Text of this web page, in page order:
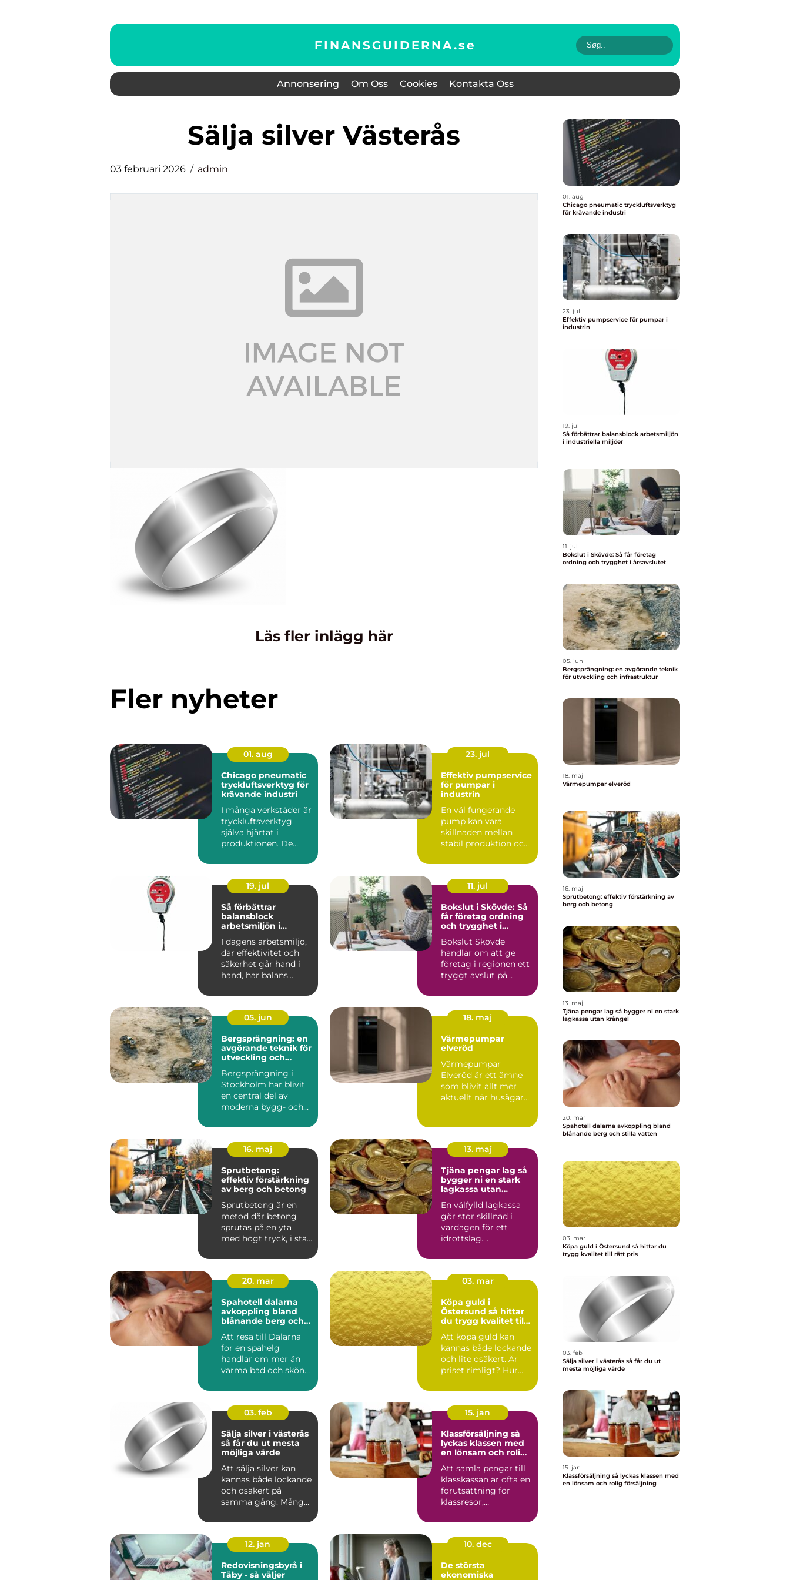
FINANSGUIDERNA.se
Annonsering Om Oss Cookies Kontakta Oss
sälja silver Västerås
03 februari 2026 admin
Läs fler inlägg här
Fler nyheter
01. aug
Chicago pneumatic
tryckluftsverktyg för
krävande industri
I många verkstäder är
tryckluftsverktyg
själva hjärtat i
produktionen. De
slipn...
23. jul
Effektiv pumpservice
för pumpar i
industrin
En väl fungerande
pump kan vara
skillnaden mellan
stabil produktion och
driftstopp. I...
19. jul
Så förbättrar
balansblock
arbetsmiljön i
I dagens arbetsmiljö,
där effektivitet och
säkerhet går hand i
hand, har balans...
11. jul
Bokslut i Skövde: Så
får företag ordning
och trygghet i
Bokslut Skövde
handlar om att ge
företag i regionen ett
tryggt avslut på
05. jun
Bergsprängning: en
avgörande teknik för
utveckling och
Bergsprängning i
Stockholm har blivit
en central del av
moderna bygg- och
18. maj
Värmepumpar
elveröd
Värmepumpar
Elveröd är ett ämne
som blivit allt mer
aktuellt när husägare
16. maj
Sprutbetong:
effektiv förstärkning
av berg och betong
Sprutbetong är en
metod där betong
sprutas på en yta
med högt tryck, i stä...
13. maj
Tjäna pengar lag så
bygger ni en stark
lagkassa utan
En välfylld lagkassa
gör stor skillnad i
vardagen för ett
idrottslag.
nya matc...
20. mar
Spahotell dalarna
avkoppling bland
blånande berg och
Att resa till Dalarna
för en spahelg
handlar om mer än
varma bad och sköna
Regionen fö...
03. mar
Köpa guld i
Östersund så hittar
du trygg kvalitet till
Att köpa guld kan
kännas både lockande
och lite osäkert. Är
priset rimligt? Hur
03. feb
Sälja silver i västerås
så får du ut mesta
möjliga värde
Att sälja silver kan
kännas både lockande
och osäkert på
samma gång. Många
silversmyck...
15. jan
Klassförsäljning så
lyckas klassen med
en lönsam och rolig
Att samla pengar till
klasskassan är ofta en
förutsättning för
klassresor,
och a...
12. jan
Redovisningsbyrå i
Täby - så väljer
10. dec
De största
ekonomiska
01. aug
Chicago pneumatic tryckluftsverktyg
för krävande industri
23. jul
Effektiv pumpservice för pumpar i
industrin
19. jul
Så förbättrar balansblock arbetsmiljön
i industriella miljöer
11. jul
Bokslut i Skövde: Så får företag
ordning och trygghet i årsavslutet
05. jun
Bergsprängning: en avgörande teknik
för utveckling och infrastruktur
18. maj
Värmepumpar elveröd
16. maj
Sprutbetong: effektiv förstärkning av
berg och betong
13. maj
Tjäna pengar lag så bygger ni en stark
lagkassa utan krångel
20. mar
Spahotell dalarna avkoppling bland
blånande berg och stilla vatten
03. mar
Köpa guld i Östersund så hittar du
trygg kvalitet till rätt pris
03. feb
Sälja silver i västerås så får du ut
mesta möjliga värde
15. jan
Klassförsäljning så lyckas klassen med
en lönsam och rolig försäljning